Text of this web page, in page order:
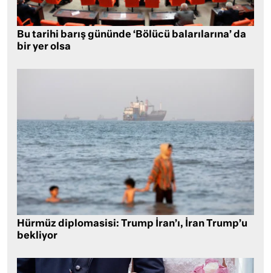
Bu tarihi barış gününde ‘Bölücü balarılarına’ da
bir yer olsa
Hürmüz diplomasisi: Trump İran’ı, İran Trump’u
bekliyor